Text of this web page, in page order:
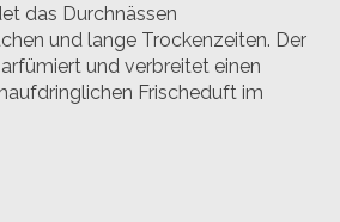
das Durchnässen
und lange Trockenzeiten. Der
und verbreitet einen
Frischeduft im